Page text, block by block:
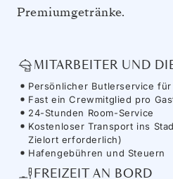
Premiumgetränke.
MITARBEITER UND
Persönlicher Butlerservice für
Fast ein Crewmitglied pro
24-Stunden Room-Service
Kostenloser Transport ins
Zielort erforderlich)
Hafengebühren und Steuern
FREIZEIT AN BORD